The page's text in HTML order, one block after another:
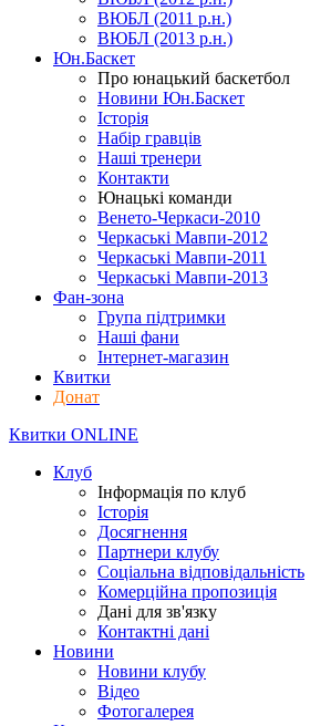
ВЮБЛ (2011 р.н.)
ВЮБЛ (2013 р.н.)
Юн.Баскет
Про юнацький баскетбол
Новини Юн.Баскет
Історія
Набір гравців
Наші тренери
Контакти
Юнацькі команди
Венето-Черкаси-2010
Черкаські Мавпи-2012
Черкаські Мавпи-2011
Черкаські Мавпи-2013
Фан-зона
Група підтримки
Наші фани
Інтернет-магазин
Квитки
Донат
Квитки ONLINE
Клуб
Інформація по клуб
Історія
Досягнення
Партнери клубу
Соціальна відповідальність
Комерційна пропозиція
Дані для зв'язку
Контактні дані
Новини
Новини клубу
Відео
Фотогалерея